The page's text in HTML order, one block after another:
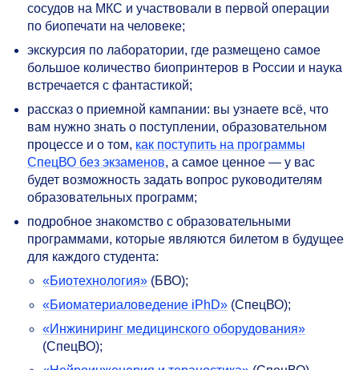
сосудов на МКС и участвовали в первой операции
по биопечати на человеке;
экскурсия по лаборатории, где размещено самое
большое количество биопринтеров в России и наука
встречается с фантастикой;
рассказ о приемной кампании: вы узнаете всё, что
вам нужно знать о поступлении, образовательном
процессе и о том, как поступить на программы
СпецВО без экзаменов, а самое ценное — у вас
будет возможность задать вопрос руководителям
образовательных программ;
подробное знакомство с образовательными
программами, которые являются билетом в будущее
для каждого студента:
«Биотехнология» (БВО);
«Биоматериаловедение iPhD» (СпецВО);
«Инжиниринг медицинского оборудования»
(СпецВО);